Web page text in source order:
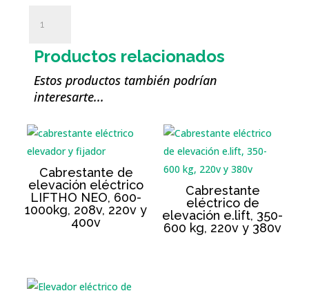
de
sur
roues
cantidad
Productos relacionados
Estos productos también podrían
interesarte...
Cabrestante de
elevación eléctrico
LIFTHO NEO, 600-
1000kg, 208v, 220v y
400v
Cabrestante
eléctrico de
elevación e.lift, 350-
600 kg, 220v y 380v